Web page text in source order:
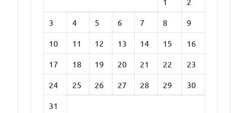
3 4 5 6 7 8 9
10 11 12 13 14 15 16
17 18 19 20 21 22 23
24 25 26 27 28 29 30
31